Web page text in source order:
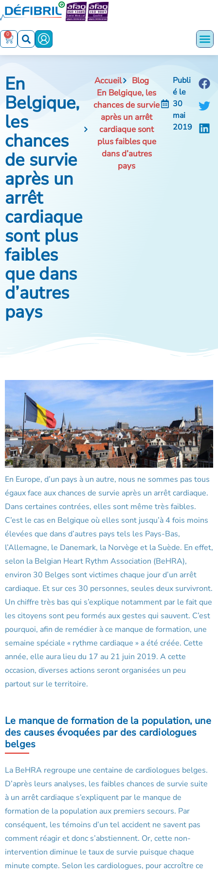
0
En
Belgique,
les
chances
de survie
après un
arrêt
cardiaque
sont plus
faibles
que dans
d’autres
pays
Accueil
Blog
En Belgique, les
chances de survie
après un arrêt
cardiaque sont
plus faibles que
dans d’autres
pays
Publi
é le
30
mai
2019
En Europe, d’un pays à un autre, nous ne sommes pas tous
égaux face aux chances de survie après un arrêt cardiaque.
Dans certaines contrées, elles sont même très faibles.
C’est le cas en Belgique où elles sont jusqu’à 4 fois moins
élevées que dans d’autres pays tels les Pays-Bas,
l’Allemagne, le Danemark, la Norvège et la Suède. En effet,
selon la Belgian Heart Rythm Association (BeHRA),
environ 30 Belges sont victimes chaque jour d’un arrêt
cardiaque. Et sur ces 30 personnes, seules deux survivront.
Un chiffre très bas qui s’explique notamment par le fait que
les citoyens sont peu formés aux gestes qui sauvent. C’est
pourquoi, afin de remédier à ce manque de formation, une
semaine spéciale « rythme cardiaque » a été créée. Cette
année, elle aura lieu du 17 au 21 juin 2019. A cette
occasion, diverses actions seront organisées un peu
partout sur le territoire.
Le manque de formation de la population, une
des causes évoquées par des cardiologues
belges
La BeHRA regroupe une centaine de cardiologues belges.
D’après leurs analyses, les faibles chances de survie suite
à un arrêt cardiaque s’expliquent par le manque de
formation de la population aux premiers secours. Par
conséquent, les témoins d’un tel accident ne savent pas
comment réagir et donc s’abstiennent. Or, cette non-
intervention diminue le taux de survie puisque chaque
minute compte. Selon les cardiologues, pour accroître ce